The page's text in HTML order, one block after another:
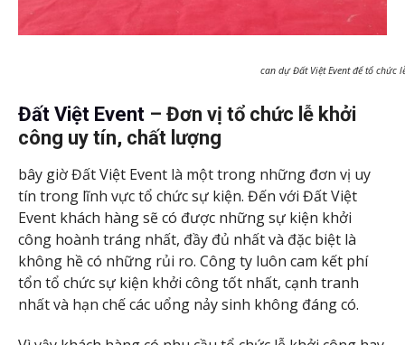
can dự Đất Việt Event để tổ chức
Đất Việt Event – Đơn vị tổ chức lễ khởi
công uy tín, chất lượng
bây giờ Đất Việt Event là một trong những đơn vị uy
tín trong lĩnh vực tổ chức sự kiện. Đến với Đất Việt
Event khách hàng sẽ có được những sự kiện khởi
công hoành tráng nhất, đầy đủ nhất và đặc biệt là
không hề có những rủi ro. Công ty luôn cam kết phí
tổn tổ chức sự kiện khởi công tốt nhất, cạnh tranh
nhất và hạn chế các uổng nảy sinh không đáng có.